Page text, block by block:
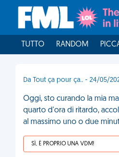
TUTTO RANDOM
Da Tout ça pour ça.. - 24/05/
Oggi, sto curando la mia
quarto d'ora di ritardo,
al massimo uno o due
SÌ, È PROPRIO UNA VDM!